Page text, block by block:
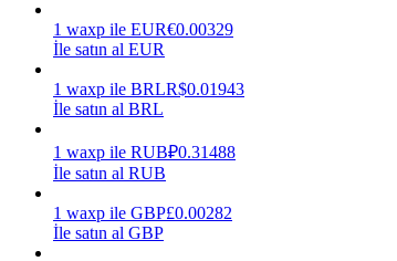
Nasıl kârlı kalabileceğinizi öğrenin
Kazan
1 waxp ile EUR€0.00329
İle satın al EUR
1 waxp ile BRLR$0.01943
İle satın al BRL
1 waxp ile RUB₽0.31488
İle satın al RUB
1 waxp ile GBP£0.00282
İle satın al GBP